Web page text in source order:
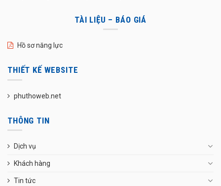
TÀI LIỆU – BÁO GIÁ
Hồ sơ năng lực
THIẾT KẾ WEBSITE
phuthoweb.net
THÔNG TIN
Dịch vụ
Khách hàng
Tin tức